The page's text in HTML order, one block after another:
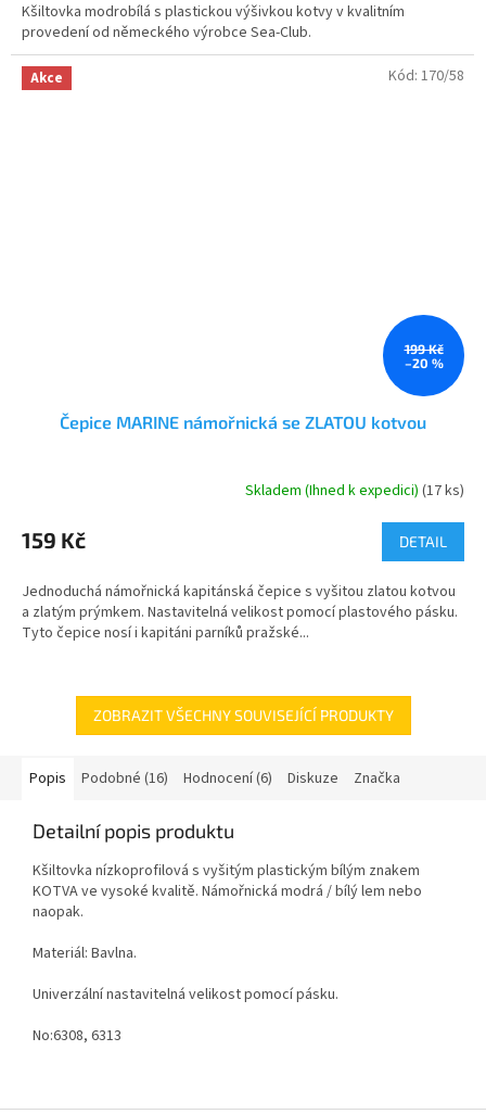
z
5
hvězdiček.
Kšiltovka modrobílá s plastickou výšivkou kotvy v kvalitním
provedení od německého výrobce Sea-Club.
Akce
199 Kč
–20 %
Čepice MARINE námořnická se ZLATOU kotvou
produktu
je
z
5
hvězdiček.
Skladem (Ihned k expedici)(17 ks)
159 Kč DETAIL
Jednoduchá námořnická kapitánská čepice s vyšitou zlatou kotvou
a zlatým prýmkem. Nastavitelná velikost pomocí plastového pásku.
Tyto čepice nosí i kapitáni parníků pražské...
Kód: 170/58
ZOBRAZIT VŠECHNY SOUVISEJÍCÍ PRODUKTY
Popis Podobné (16) Hodnocení (6) Diskuze Značka
Detailní popis produktu
Kšiltovka nízkoprofilová s vyšitým plastickým bílým znakem
KOTVA ve vysoké kvalitě. Námořnická modrá / bílý lem nebo
naopak.
Materiál: Bavlna.
Univerzální nastavitelná velikost pomocí pásku.
No:6308, 6313